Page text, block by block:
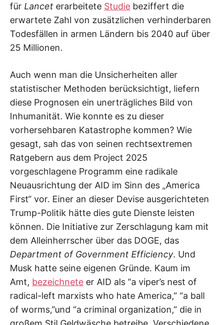
für Lancet erarbeitete Studie beziffert die
erwartete Zahl von zusätzlichen verhinderbaren
Todesfällen in armen Ländern bis 2040 auf über
25 Millionen.
Auch wenn man die Unsicherheiten aller
statistischer Methoden berücksichtigt, liefern
diese Prognosen ein unerträgliches Bild von
Inhumanität. Wie konnte es zu dieser
vorhersehbaren Katastrophe kommen? Wie
gesagt, sah das von seinen rechtsextremen
Ratgebern aus dem Project 2025
vorgeschlagene Programm eine radikale
Neuausrichtung der AID im Sinn des „America
First“ vor. Einer an dieser Devise ausgerichteten
Trump-Politik hätte dies gute Dienste leisten
können. Die Initiative zur Zerschlagung kam mit
dem Alleinherrscher über das DOGE, das
Department of Government Efficiency. Und
Musk hatte seine eigenen Gründe. Kaum im
Amt, bezeichnete er AID als “a viper’s nest of
radical-left marxists who hate America,” “a ball
of worms,”und “a criminal organization,” die in